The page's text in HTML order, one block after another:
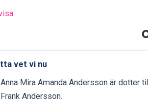
vet vi nu
Anna Mira Amanda Andersson är dotter
Frank Andersson.